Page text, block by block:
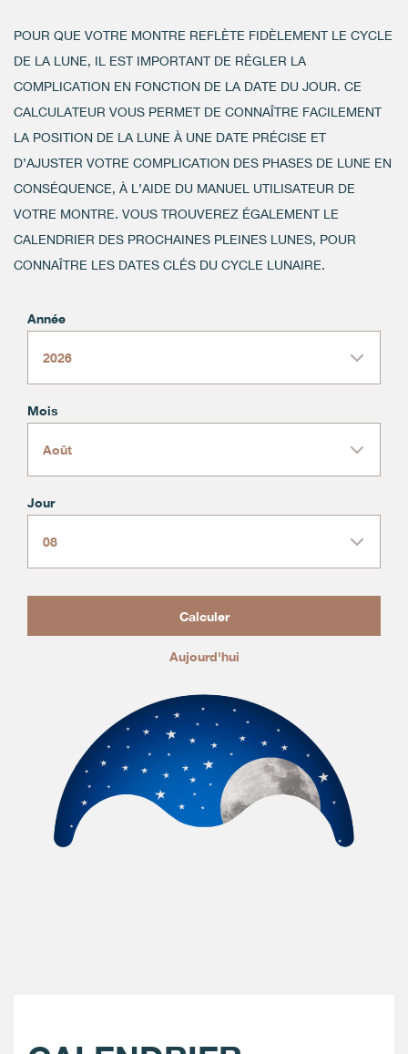
POUR QUE VOTRE MONTRE REFLÈTE FIDÈLEMENT LE CYCLE
DE LA LUNE, IL EST IMPORTANT DE RÉGLER LA
COMPLICATION EN FONCTION DE LA DATE DU JOUR. CE
CALCULATEUR VOUS PERMET DE CONNAÎTRE FACILEMENT
LA POSITION DE LA LUNE À UNE DATE PRÉCISE ET
D’AJUSTER VOTRE COMPLICATION DES PHASES DE LUNE EN
CONSÉQUENCE, À L’AIDE DU MANUEL UTILISATEUR DE
VOTRE MONTRE. VOUS TROUVEREZ ÉGALEMENT LE
CALENDRIER DES PROCHAINES PLEINES LUNES, POUR
CONNAÎTRE LES DATES CLÉS DU CYCLE LUNAIRE.
Année
Mois
Jour
Calculer
Aujourd'hui